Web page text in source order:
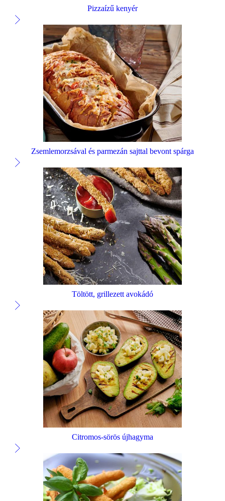
Pizzaízű kenyér
Zsemlemorzsával és parmezán sajttal bevont spárga
Töltött, grillezett avokádó
Citromos-sörös újhagyma